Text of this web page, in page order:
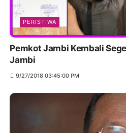
PERISTIWA
Pemkot Jambi Kembali
Jambi
9/27/2018 03:45:00 PM